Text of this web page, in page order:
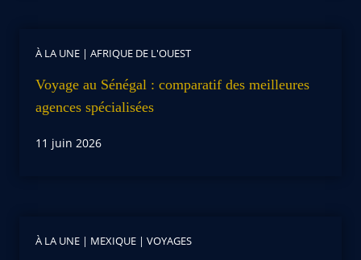
À LA UNE | AFRIQUE DE L'OUEST
Voyage au Sénégal : comparatif des meilleures
agences spécialisées
11 juin 2026
À LA UNE | MEXIQUE | VOYAGES